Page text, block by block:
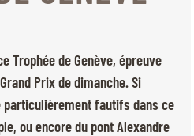
ROLEX GRAND SLAM
BÉNÉVOLES
2026
Trophée de Genève, épreuve
Prix de dimanche. Si
particulièrement fautifs dans ce
ou encore du pont Alexandre